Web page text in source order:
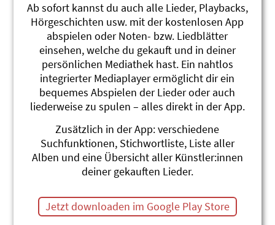
Čorovin Čoroba
SSASSA
Schnabelwetzer 3
#Spanien #Fremdsprachen
Ya es hora
SSASSA
Schnabelwetzer 4
#Fremdsprachen
#Spanien #Wut
#Gefühle
Lance-toi - Čorovin Čoroba
SSASSA
Franzastisch
Ab sofort kannst du auch alle Lieder, Playbacks,
Hörgeschichten usw. mit der kostenlosen App
abspielen oder Noten- bzw. Liedblätter
einsehen, welche du gekauft und in deiner
persönlichen Mediathek hast. Ein nahtlos
integrierter Mediaplayer ermöglicht dir ein
bequemes Abspielen der Lieder oder auch
liederweise zu spulen – alles direkt in der App.
Zusätzlich in der App: verschiedene
Suchfunktionen, Stichwortliste, Liste aller
Alben und eine Übersicht aller Künstler:innen
deiner gekauften Lieder.
Jetzt downloaden im Google Play Store